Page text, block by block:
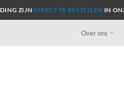
ZIJN DIRECT TE BESTELLEN IN
Over ons